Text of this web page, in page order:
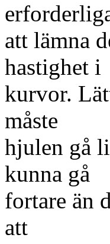
att lämna
hastighet i
kurvor.
måste
hjulen gå
kunna gå
fortare än
att